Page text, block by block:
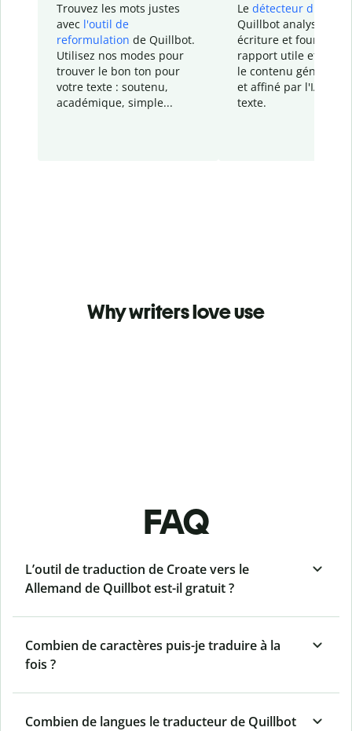
Trouvez les mots justes
avec l'outil de
reformulation de Quillbot.
Utilisez nos modes pour
trouver le bon ton pour
votre texte : soutenu,
académique, simple...
Le détecteur d'IA
Quillbot analyse votre
écriture et fournit un
rapport utile et
le contenu généré
et affiné par l'IA
texte.
Why writers love use
FAQ
L’outil de traduction de Croate vers le
Allemand de Quillbot est-il gratuit ?
Combien de caractères puis-je traduire à la
fois ?
Combien de langues le traducteur de Quillbot